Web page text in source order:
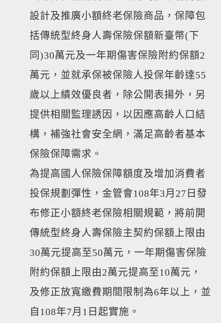
設計及推廣小額終老保險商品，保障包
括傳統型終身人壽保險保額新臺幣(下
同)30萬元及一年期傷害保險附約保額2
萬元，並就承保被保險人投保年齡達55
歲以上績效優良者，除公開表揚外，另
提供相關監理誘因，以因應高齡人口結
構，補強社會安全網，滿足高齡者基本
保險保障需求。
為提高國人保險保障額度及增加消費者
投保規劃彈性，金管會108年3月27日發
布修正小額終老保險相關規範，將前開
傳統型終身人壽保險主契約保額上限由
30萬元提高至50萬元，一年期傷害保險
附約保額上限由2萬元提高至10萬元，
及修正放寬繳費期間限制為6年以上，並
自108年7月1日起實施。